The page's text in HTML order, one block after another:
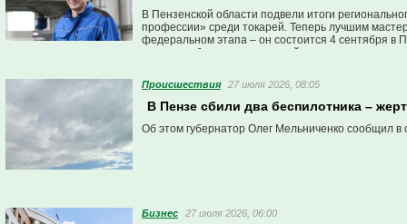
В Пензенской области подвели итоги
профессии» среди токарей. Теперь лучшим
федеральном этапа – он состоится 4 сентября в
страны поборются за главный приз – один
Проиcшествия 27 июля 2026, 08:05
В Пензе сбили два беспилотника –
Об этом губернатор Олег Мельниченко сообщил в
Бизнес 27 июля 2026, 06:00